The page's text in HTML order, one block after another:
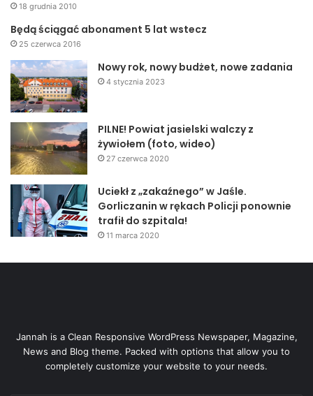
18 grudnia 2010
Będą ściągać abonament 5 lat wstecz
25 czerwca 2016
Nowy rok, nowy budżet, nowe zadania
4 stycznia 2023
PILNE! Powiat jasielski walczy z
żywiołem (foto, wideo)
27 czerwca 2020
Uciekł z „zakaźnego” w Jaśle.
Gorliczanin w rękach Policji ponownie
trafił do szpitala!
11 marca 2020
Jannah is a Clean Responsive WordPress Newspaper, Magazine,
News and Blog theme. Packed with options that allow you to
completely customize your website to your needs.